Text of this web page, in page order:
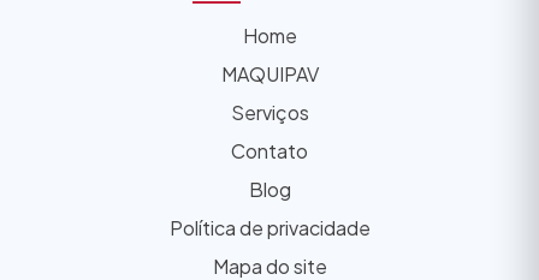
Home
MAQUIPAV
Serviços
Contato
Blog
Política de privacidade
Mapa do site